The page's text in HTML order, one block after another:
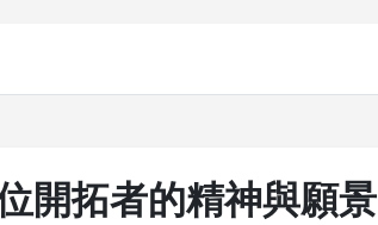
開拓者的精神與願景